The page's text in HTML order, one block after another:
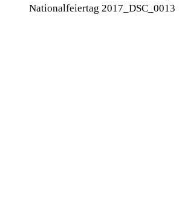
Nationalfeiertag 2017_DSC_0013